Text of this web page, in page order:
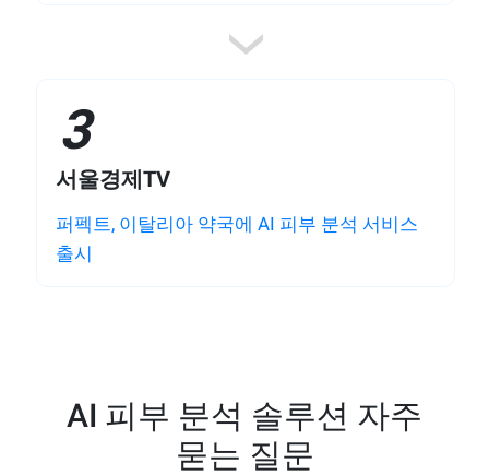
3
서울경제TV
퍼펙트, 이탈리아 약국에 AI 피부 분석 서비스
출시
AI 피부 분석 솔루션 자주
묻는 질문